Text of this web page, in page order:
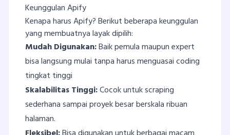
Keunggulan Apify
Kenapa harus Apify? Berikut beberapa keunggulan
yang membuatnya layak dipilih:
Mudah Digunakan:Baik pemula maupun expert
bisa langsung mulai tanpa harus menguasai coding
tingkat tinggi
Skalabilitas Tinggi:Cocok untuk scraping
sederhana sampai proyek besar berskala ribuan
halaman.